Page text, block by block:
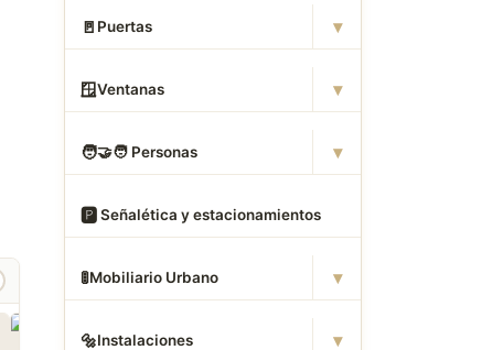
🚪 Puertas ▾
🪟Ventanas ▾
🧑‍🤝‍🧑 Personas ▾
🅿️ Señalética y estacionamientos
🚦Mobiliario Urbano ▾
🔩Instalaciones ▾